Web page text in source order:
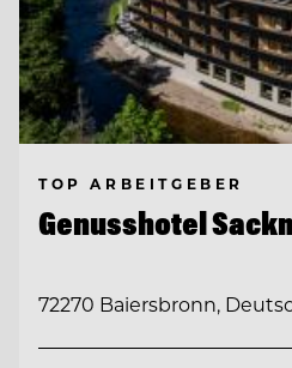
TOP ARBEITGEBER
Genusshotel
72270 Baiersbronn,